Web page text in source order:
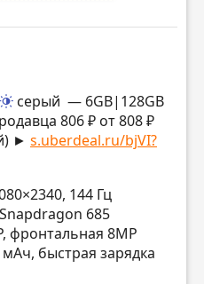
серый — 6GB|128GB
806 ₽ от 808 ₽
► s.uberdeal.ru/bjVI?
144 Гц
685
фронтальная 8МР
мАч, быстрая зарядка